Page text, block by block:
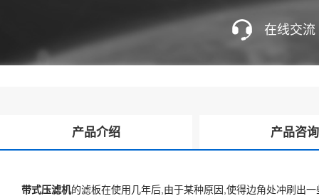
在线交流
产品介绍 产品咨询
带式压滤机的滤板在使用几年后,由于某种原因,使得边角处冲刷出